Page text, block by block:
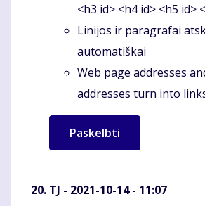
<h3 id> <h4 id> <h5 id>
Linijos ir paragrafai
automatiškai
Web page addresses
addresses turn into
TJ - 2021-10-14 - 11:07